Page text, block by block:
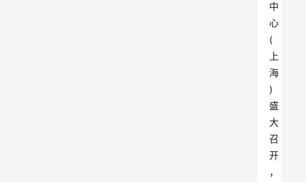
中
心
(
上
海
)
盛
大
召
开
，